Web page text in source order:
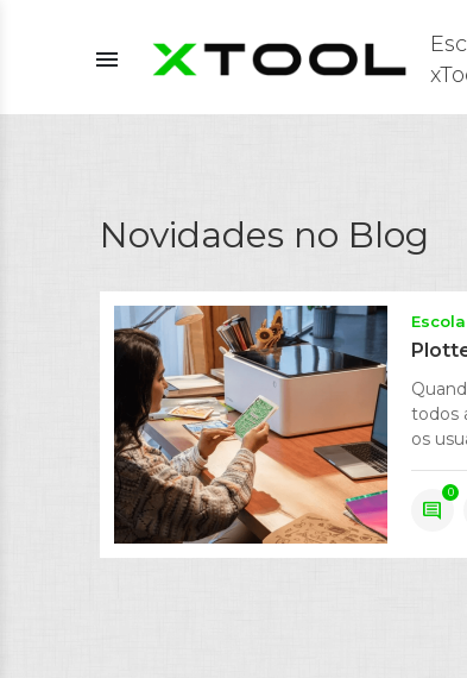
menu
Novidades no Blog
todos
os
comment
0